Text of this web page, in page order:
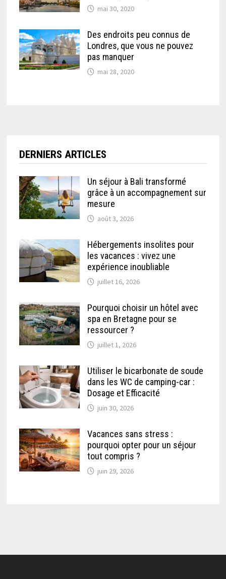
mai 30, 2020
Des endroits peu connus de
Londres, que vous ne pouvez
pas manquer
mai 28, 2020
DERNIERS ARTICLES
Un séjour à Bali transformé
grâce à un accompagnement sur
mesure
août 3, 2026
Hébergements insolites pour
les vacances : vivez une
expérience inoubliable
juillet 16, 2026
Pourquoi choisir un hôtel avec
spa en Bretagne pour se
ressourcer ?
juillet 1, 2026
Utiliser le bicarbonate de soude
dans les WC de camping-car :
Dosage et Efficacité
juin 30, 2026
Vacances sans stress :
pourquoi opter pour un séjour
tout compris ?
juin 29, 2026